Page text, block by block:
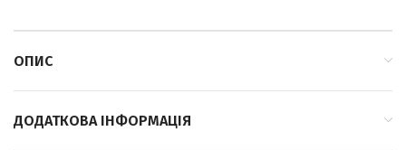
ОПИС
ДОДАТКОВА ІНФОРМАЦІЯ